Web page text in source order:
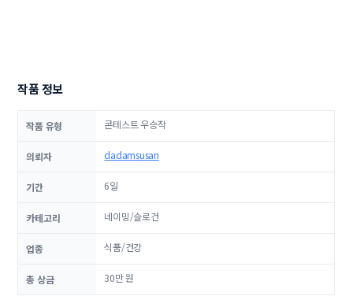
작품 정보
작품 유형 콘테스트 우승작
의뢰자 dadamsusan
기간 6일
카테고리 네이밍/슬로건
업종 식품/건강
총 상금 30만 원